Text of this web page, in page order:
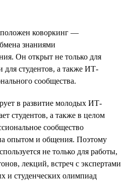
коворкинг —
знаниями
Он открыт не только для
для студентов, а также ИТ-
сообщества.
в развитие молодых ИТ-
студентов, а также в целом
сообщество
опытом и общения. Поэтому
не только для работы,
лекций, встреч с экспертами
и студенческих олимпиад